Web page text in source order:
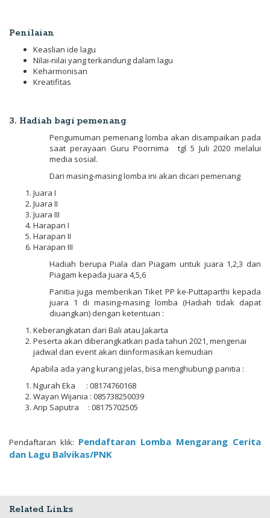
Penilaian
Keaslian ide lagu
Nilai-nilai yang terkandung dalam lagu
Keharmonisan
Kreatifitas
3. Hadiah bagi pemenang
Pengumuman pemenang lomba akan disampaikan pada
saat perayaan Guru Poornima tgl 5 Juli 2020 melalui
media sosial.
Dari masing-masing lomba ini akan dicari pemenang
Juara I
Juara II
Juara III
Harapan I
Harapan II
Harapan III
Hadiah berupa Piala dan Piagam untuk juara 1,2,3 dan
Piagam kepada juara 4,5,6
Panitia juga memberikan Tiket PP ke-Puttaparthi kepada
juara 1 di masing-masing lomba (Hadiah tidak dapat
diuangkan) dengan ketentuan :
Keberangkatan dari Bali atau Jakarta
Peserta akan diberangkatkan pada tahun 2021, mengenai
jadwal dan event akan diinformasikan kemudian
Apabila ada yang kurang jelas, bisa menghubungi panitia :
Ngurah Eka : 08174760168
Wayan Wijania : 085738250039
Arip Saputra : 08175702505
Pendaftaran klik: Pendaftaran Lomba Mengarang Cerita
dan Lagu Balvikas/PNK
Related Links